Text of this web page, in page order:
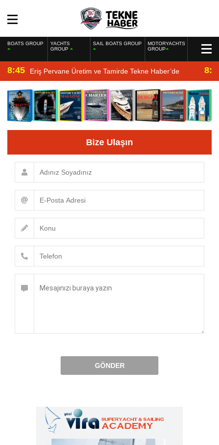
BOATS GROUP
YACHTS
GROUP
SAIL BOATS GROUP
MOTORYACHTS
GROUP
8:45 Eriş Pervane Üretim ve Tamirde Tekne Haber’de
Bize Ulaşın
GÖNDER